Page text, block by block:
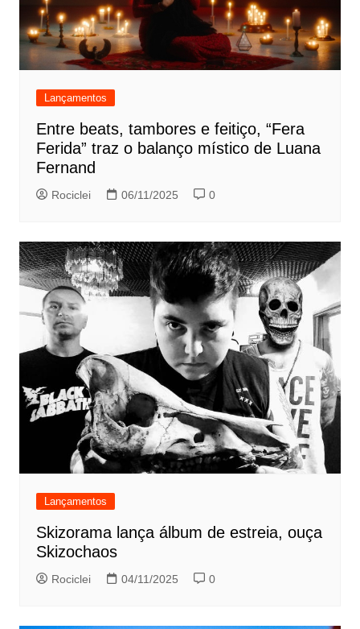
Lançamentos
Entre beats, tambores e feitiço, “Fera
Ferida” traz o balanço místico de Luana
Fernand
Rociclei 06/11/2025 0
Lançamentos
Skizorama lança álbum de estreia, ouça
Skizochaos
Rociclei 04/11/2025 0